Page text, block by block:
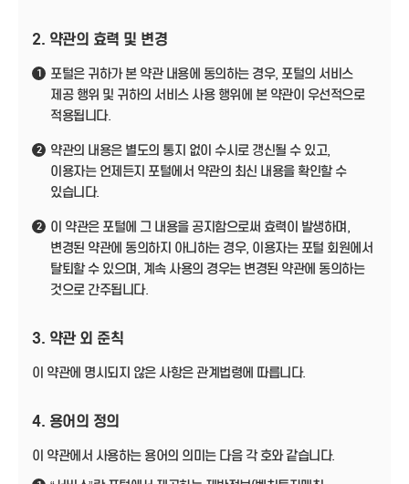
2. 약관의 효력 및 변경
1
포털은 귀하가 본 약관 내용에 동의하는 경우, 포털의 서비스
제공 행위 및 귀하의 서비스 사용 행위에 본 약관이 우선적으로
적용됩니다.
2
약관의 내용은 별도의 통지 없이 수시로 갱신될 수 있고,
이용자는 언제든지 포털에서 약관의 최신 내용을 확인할 수
있습니다.
2
이 약관은 포털에 그 내용을 공지함으로써 효력이 발생하며,
변경된 약관에 동의하지 아니하는 경우, 이용자는 포털 회원에서
탈퇴할 수 있으며, 계속 사용의 경우는 변경된 약관에 동의하는
것으로 간주됩니다.
3. 약관 외 준칙
이 약관에 명시되지 않은 사항은 관계법령에 따릅니다.
4. 용어의 정의
이 약관에서 사용하는 용어의 의미는 다음 각 호와 같습니다.